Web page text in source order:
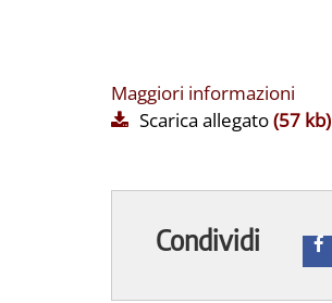
Maggiori informazioni
Scarica allegato(57 kb)
Condividi